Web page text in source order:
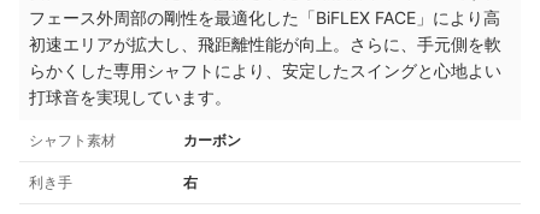
フェース外周部の剛性を最適化した「BiFLEX FACE」により高
初速エリアが拡大し、飛距離性能が向上。さらに、手元側を軟
らかくした専用シャフトにより、安定したスイングと心地よい
打球音を実現しています。
シャフト素材 カーボン
利き手 右